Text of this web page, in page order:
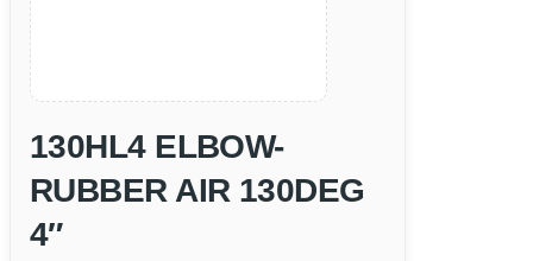
130HL4 ELBOW-
RUBBER AIR 130DEG
4″